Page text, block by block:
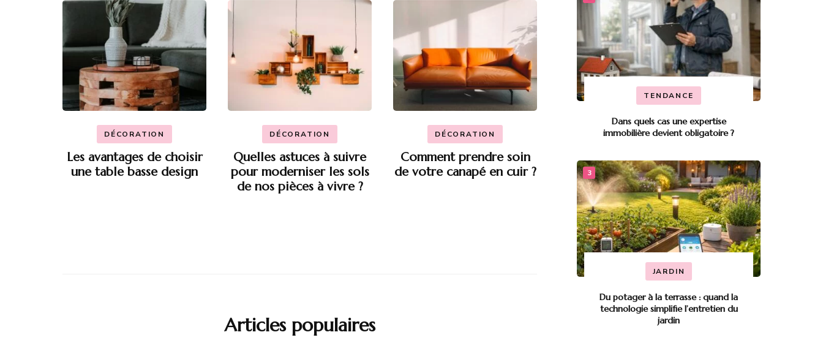
DÉCORATION
Les avantages de choisir
une table basse design
DÉCORATION
Quelles astuces à suivre
pour moderniser les sols
de nos pièces à vivre ?
DÉCORATION
Comment prendre soin
de votre canapé en cuir ?
Articles populaires
TENDANCE
Dans quels cas une expertise
immobilière devient obligatoire ?
JARDIN
Du potager à la terrasse : quand la
technologie simplifie l’entretien du
jardin